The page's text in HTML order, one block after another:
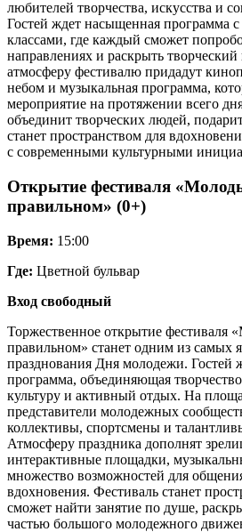
любителей творчества, искусства и
Гостей ждет насыщенная программа
классами, где каждый сможет
направлениях и раскрыть
атмосферу фестивалю придадут
небом и музыкальная программа,
мероприятие на протяжении всего
объединит творческих людей,
станет пространством для
с современными культурными
Открытие фестиваля
правильном» (0+)
Время: 15:00
Где: Цветной бульвар
Вход свободный
Торжественное открытие фестиваля
правильном» станет одним из самых
празднования Дня молодежи. Гостей
программа, объединяющая
культуру и активный отдых. На
представители молодежных
коллективы, спортсмены и
Атмосферу праздника дополнят
интерактивные площадки,
множество возможностей для
вдохновения. Фестиваль станет
сможет найти занятие по душе,
частью большого молодежного